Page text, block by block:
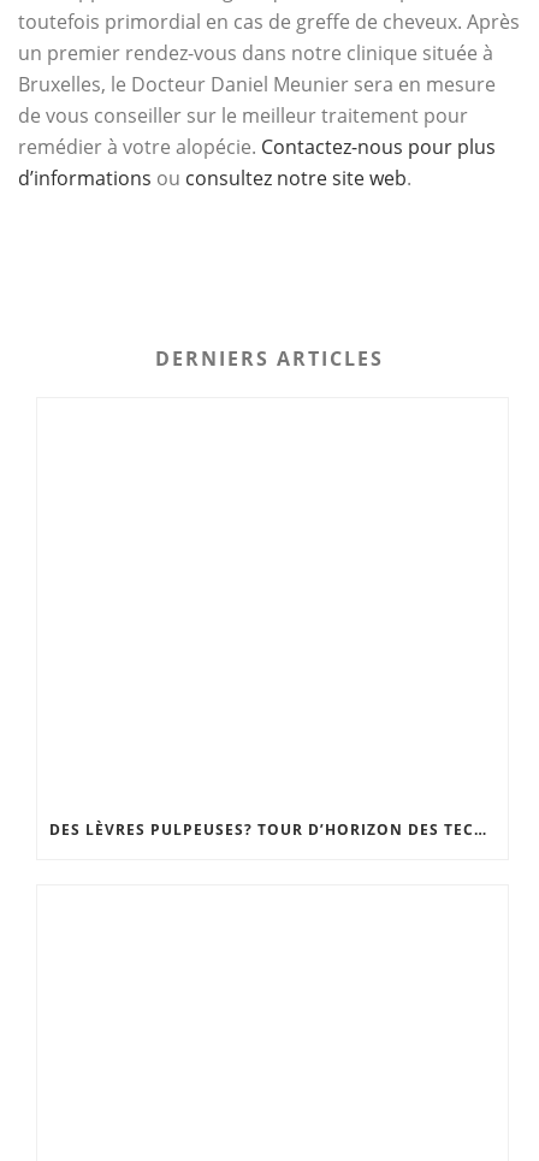
toutefois primordial en cas de greffe de cheveux. Après
un premier rendez-vous dans notre clinique située à
Bruxelles, le Docteur Daniel Meunier sera en mesure
de vous conseiller sur le meilleur traitement pour
remédier à votre alopécie. Contactez-nous pour plus
d’informations ou consultez notre site web.
DERNIERS ARTICLES
DES LÈVRES PULPEUSES? TOUR D’HORIZON DES TECHNIQUES, DU GLOSS REPULPANT À LA CHIRURGIE